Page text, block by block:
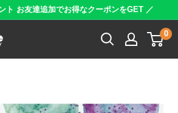
ト お友達追加でお得なクーポンをGET ／
0